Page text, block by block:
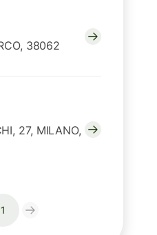
38062
27, MILANO,
1